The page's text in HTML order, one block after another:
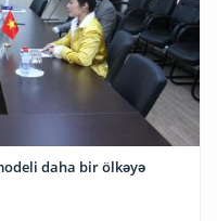
daha bir ölkəyə